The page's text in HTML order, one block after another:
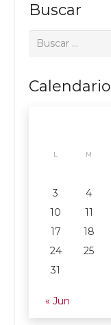
Buscar
Buscar:
Calendario
L M
3
4
10
11
17
18
24
25
31
« Jun